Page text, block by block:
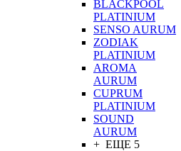
BLACKPOOL
PLATINIUM
SENSO AURUM
ZODIAK
PLATINIUM
AROMA
AURUM
CUPRUM
PLATINIUM
SOUND
AURUM
+ ЕЩЕ 5